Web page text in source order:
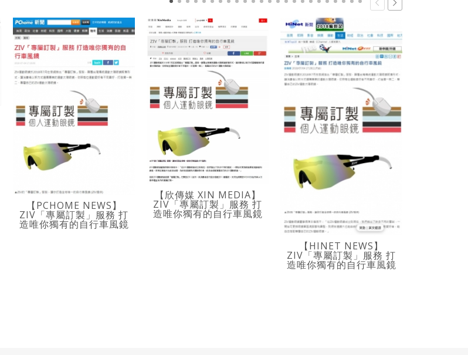
【PCHOME NEWS】
ZIV「專屬訂製」服務 打
造唯你獨有的自行車風鏡
【欣傳媒 XIN MEDIA】
ZIV「專屬訂製」服務 打
造唯你獨有的自行車風鏡
【HINET NEWS】
ZIV「專屬訂製」服務 打
造唯你獨有的自行車風鏡